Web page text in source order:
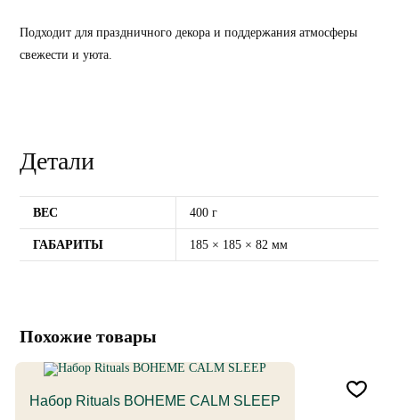
Подходит для праздничного декора и поддержания атмосферы
свежести и уюта.
Детали
ВЕС 400 г
ГАБАРИТЫ 185 × 185 × 82 мм
Похожие товары
Набор Rituals BOHEME CALM SLEEP